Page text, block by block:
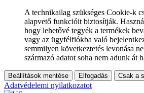
A technikailag szükséges Cookie-k
alapvető funkcióit biztosítják.
hogy lehetővé tegyék a termékek
vagy az ügyfélfiókba való
semmilyen következtetés levonása
származó adatot soha nem adunk át
Beállítások mentése Elfogadás Csak a
Adatvédelemi nyilatkozatot